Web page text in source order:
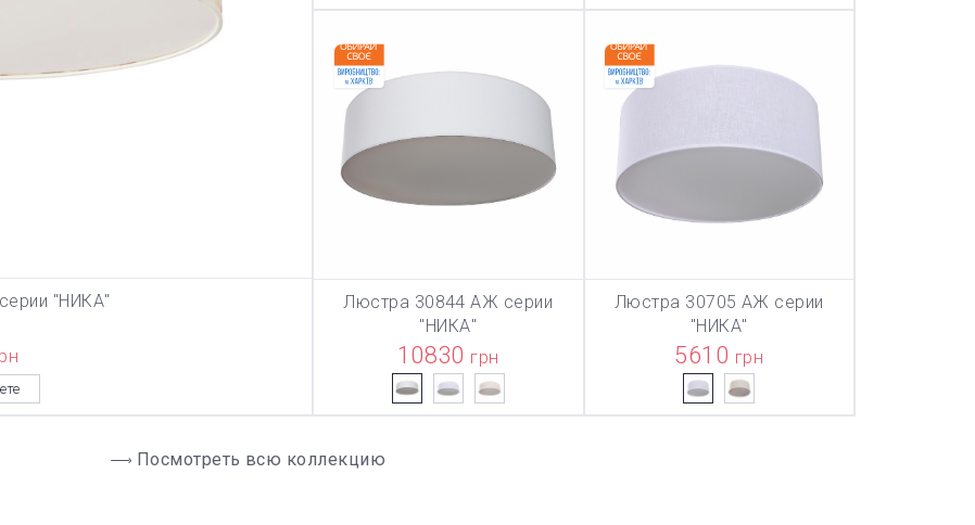
ТОВАР ДОБАВЛЕН В КОРЗИНУ
"НИКА" ТОВАР ДОБАВЛЕН В КОРЗИНУ
В КОРЗИНУ
Люстра 30844 АЖ серии
"НИКА"
10830 грн
В КОРЗИНУ
Люстра 30705 АЖ серии
"НИКА"
5610 грн
Посмотреть всю коллекцию